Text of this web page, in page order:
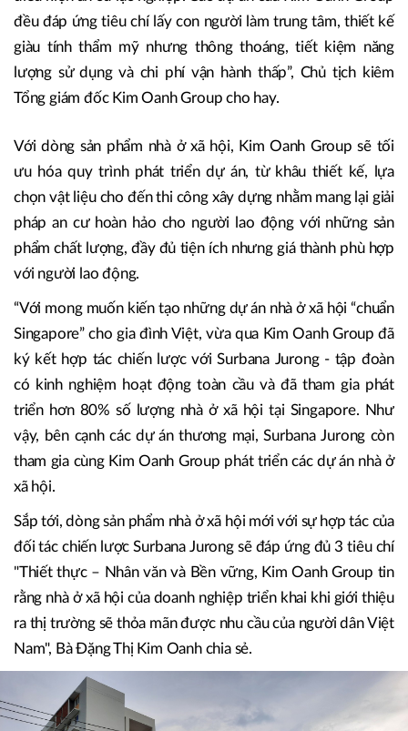
đều đáp ứng tiêu chí lấy con người làm trung tâm, thiết kế
giàu tính thẩm mỹ nhưng thông thoáng, tiết kiệm năng
lượng sử dụng và chi phí vận hành thấp”, Chủ tịch kiêm
Tổng giám đốc Kim Oanh Group cho hay.
Với dòng sản phẩm nhà ở xã hội, Kim Oanh Group sẽ tối
ưu hóa quy trình phát triển dự án, từ khâu thiết kế, lựa
chọn vật liệu cho đến thi công xây dựng nhằm mang lại giải
pháp an cư hoàn hảo cho người lao động với những sản
phẩm chất lượng, đầy đủ tiện ích nhưng giá thành phù hợp
với người lao động.
“Với mong muốn kiến tạo những dự án nhà ở xã hội “chuẩn
Singapore” cho gia đình Việt, vừa qua Kim Oanh Group đã
ký kết hợp tác chiến lược với Surbana Jurong - tập đoàn
có kinh nghiệm hoạt động toàn cầu và đã tham gia phát
triển hơn 80% số lượng nhà ở xã hội tại Singapore. Như
vậy, bên cạnh các dự án thương mại, Surbana Jurong còn
tham gia cùng Kim Oanh Group phát triển các dự án nhà ở
xã hội.
Sắp tới, dòng sản phẩm nhà ở xã hội mới với sự hợp tác của
đối tác chiến lược Surbana Jurong sẽ đáp ứng đủ 3 tiêu chí
"Thiết thực – Nhân văn và Bền vững, Kim Oanh Group tin
rằng nhà ở xã hội của doanh nghiệp triển khai khi giới thiệu
ra thị trường sẽ thỏa mãn được nhu cầu của người dân Việt
Nam", Bà Đặng Thị Kim Oanh chia sẻ.